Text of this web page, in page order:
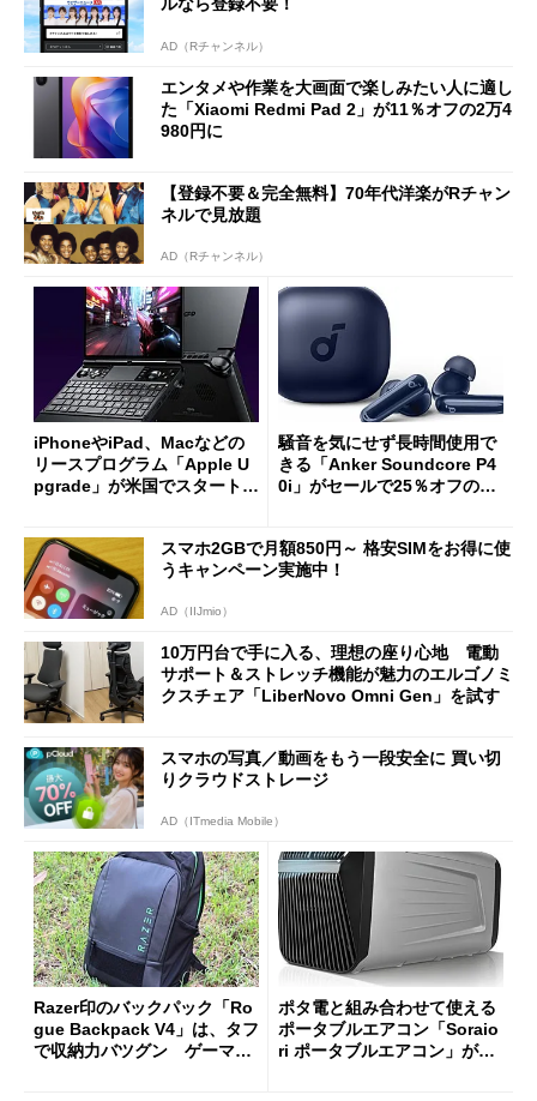
ルなら登録不要！
AD（Rチャンネル）
エンタメや作業を大画面で楽しみたい人に適し
た「Xiaomi Redmi Pad 2」が11％オフの2万4
980円に
【登録不要＆完全無料】70年代洋楽がRチャン
ネルで見放題
AD（Rチャンネル）
iPhoneやiPad、Macなどの
リースプログラム「Apple U
pgrade」が米国でスタート／
ut」が明...
騒音を気にせず長時間使用で
きる「Anker Soundcore P4
0i」がセールで25％オフの59
スマホ2GBで月額850円～ 格安SIMをお得に使
うキャンペーン実施中！
AD（IIJmio）
10万円台で手に入る、理想の座り心地 電動
サポート＆ストレッチ機能が魅力のエルゴノミ
クスチェア「LiberNovo Omni Gen」を試す
スマホの写真／動画をもう一段安全に 買い切
りクラウドストレージ
AD（ITmedia Mobile）
Razer印のバックパック「Ro
gue Backpack V4」は、タフ
で収納力バツグン ゲーマー
ポタ電と組み合わせて使える
ポータブルエアコン「Soraio
ri ポータブルエアコン」がセ